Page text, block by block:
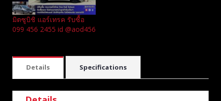
มิตซูบิชิ แอร์เทรค รับซื้อ
099 456 2455 id @aod456
Details Specifications